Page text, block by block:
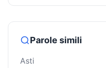
Parole simili
Asti